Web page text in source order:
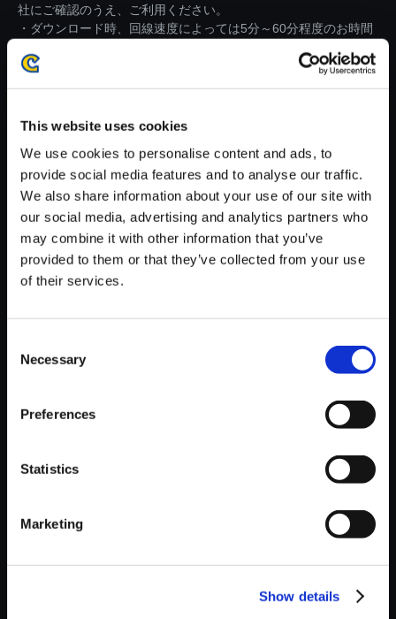
This website uses cookies
We use cookies to personalise content and ads, to
provide social media features and to analyse our traffic.
We also share information about your use of our site with
our social media, advertising and analytics partners who
may combine it with other information that you’ve
provided to them or that they’ve collected from your use
of their services.
Selection
Necessary
Preferences
Statistics
Marketing
Show details
社にご確認のうえ、ご利用ください。
・ダウンロード時、回線速度によっては5分～60分程度のお時間
※ご購入いただいたファイルのダウンロードの際には、通信環境
【単曲】Street Fighter 6 Origin
al Soundtrack Dhalsim Style -
Mastery
おすすめ商品